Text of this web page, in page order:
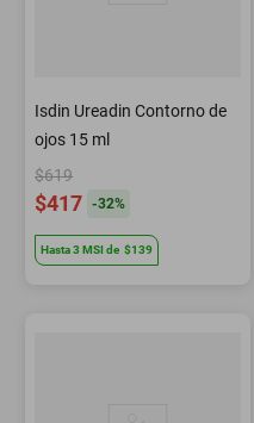
Isdin Ureadin Contorno de
ojos 15 ml
$619
$417 -32%
Hasta3 MSIde $139